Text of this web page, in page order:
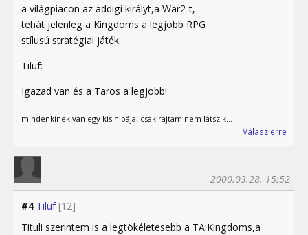
a világpiacon az addigi királyt,a War2-t,
tehát jelenleg a Kingdoms a legjobb RPG
stílusú stratégiai játék.
Tiluf:
Igazad van és a Taros a legjobb!
mindenkinek van egy kis hibája, csak rajtam nem látszik...
Válasz erre
#4 Tiluf [12]
2000.03.28. 15:52
Tituli szerintem is a legtökéletesebb a TA:Kingdoms,a